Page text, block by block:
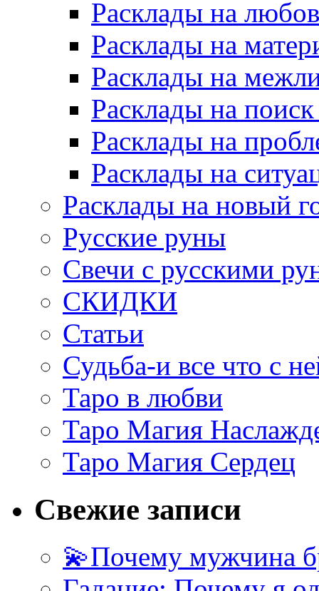
Расклады на
Расклады на
Расклады на
Расклады на
Расклады на
Расклады на
Расклады на новый
Русские руны
Свечи с русскими
СКИДКИ
Статьи
Судьба-и все что с
Таро в любви
Таро Магия
Таро Магия Сердец
Свежие записи
💫Почему мужчина